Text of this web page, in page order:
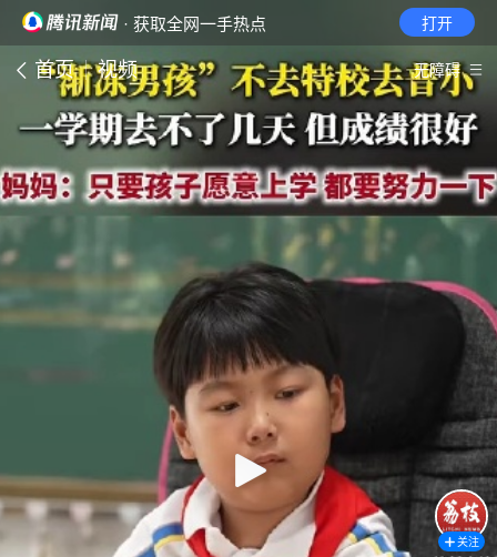
· 获取全网一手热点 打开
首页 视频 无障碍
关注